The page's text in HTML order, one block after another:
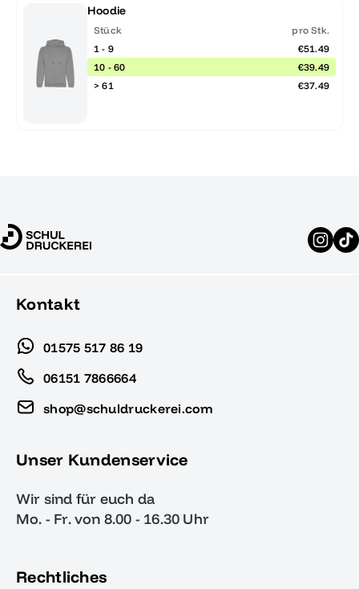
Hoodie
Stück
pro Stk.
1 - 9
€51.49
10 - 60
€39.49
> 61
€37.49
Kontakt
01575 517 86 19
06151 7866664
shop@schuldruckerei.com
Unser Kundenservice
Wir sind für euch da
Mo. - Fr. von 8.00 - 16.30 Uhr
Rechtliches